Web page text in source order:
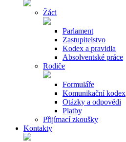
Žáci
Parlament
Zastupitelstvo
Kodex a pravidla
Absolventské práce
Rodiče
Formuláře
Komunikační kodex
Otázky a odpovědi
Platby
Přijímací zkoušky
Kontakty